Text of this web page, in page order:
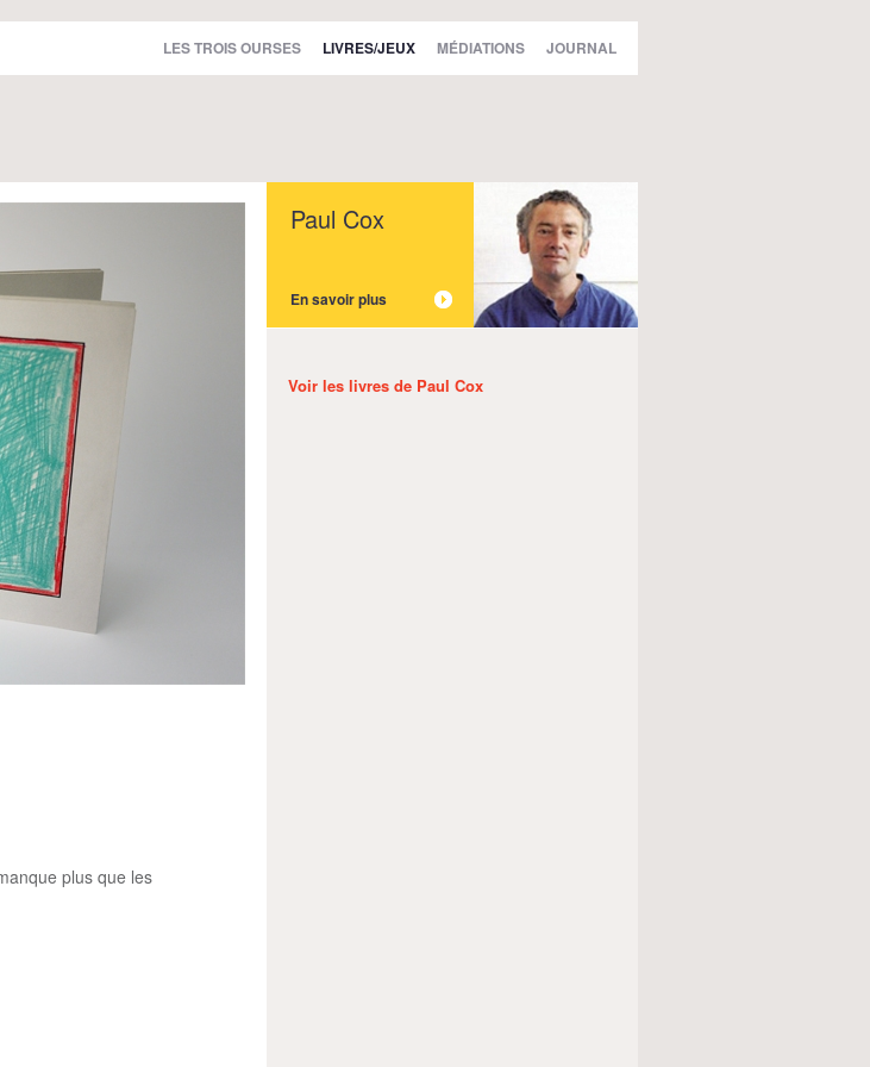
LES TROIS OURSES LIVRES/JEUX MÉDIATIONS JOURNAL
plus que les
Paul Cox
En savoir plus
Voir les livres de Paul Cox